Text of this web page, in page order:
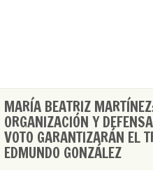
MARÍA BEATRIZ
ORGANIZACIÓN Y
VOTO GARANTIZARÁN EL
EDMUNDO GONZÁLEZ